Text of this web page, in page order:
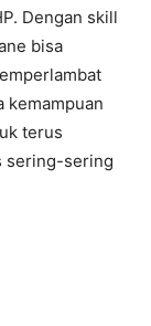
Dengan skill
bisa
kemampuan
terus
sering-sering